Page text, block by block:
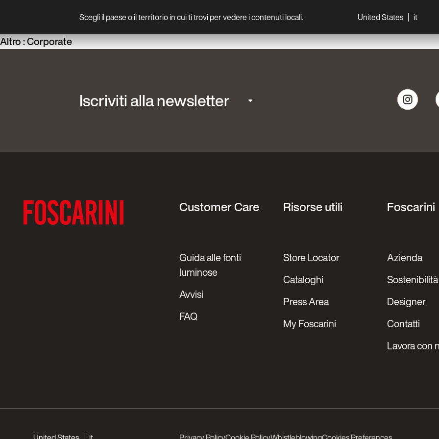
Scegli il paese o il territorio in cui ti trovi per vedere i contenuti locali. United States it
Altro :Corporate
Iscriviti alla newsletter
Customer Care
Guida alle fonti
luminose
Avvisi
FAQ
Risorse utili
Store Locator
Cataloghi
Press Area
My Foscarini
Foscarini
Azienda
Sostenibilità
Designer
Contatti
Lavora con